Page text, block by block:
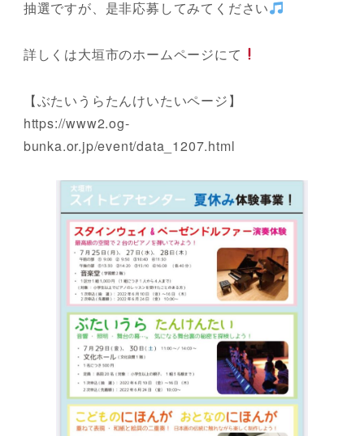
抽選ですが、是非応募してみてください
詳しくは大垣市のホームページにて
【ぶたいうらたんけいたいページ】
https://www2.og-
bunka.or.jp/event/data_1207.html